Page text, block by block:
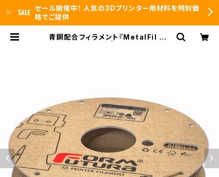
セール開催中！ 人気の3Dプリンター用材料を特別価
格でご提供
青銅配合フィラメント『MetalFil An